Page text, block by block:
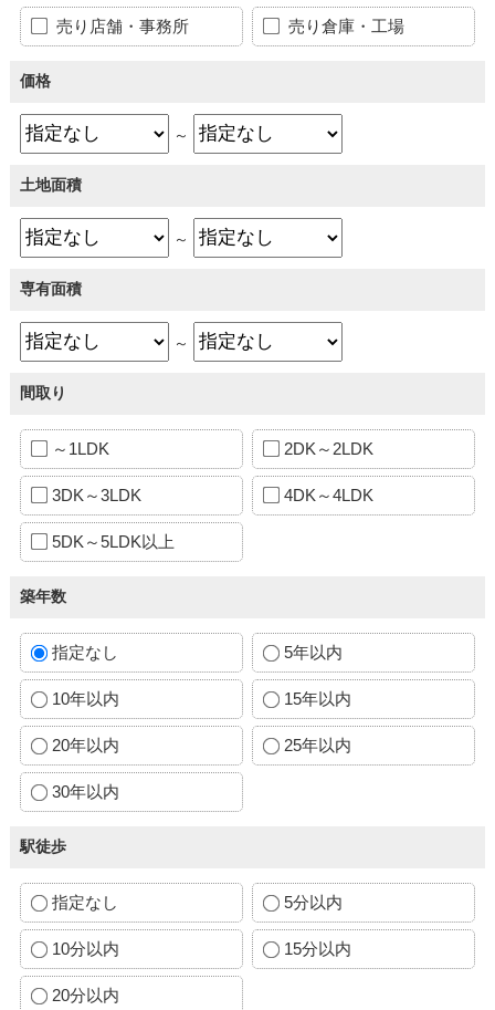
売り店舗・事務所 売り倉庫・工場
価格
～
土地面積
～
専有面積
～
間取り
～1LDK 2DK～2LDK
3DK～3LDK 4DK～4LDK
5DK～5LDK以上
築年数
指定なし 5年以内
10年以内 15年以内
20年以内 25年以内
30年以内
駅徒歩
指定なし 5分以内
10分以内 15分以内
20分以内